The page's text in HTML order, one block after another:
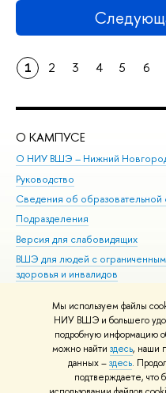
Мы используем файлы
НИУ ВШЭ и большего
подробную информацию
можно найти здесь, наши
данных –здесь.
подтверждаете, что
1 2 3 4 5 6
О КАМПУСЕ
О НИУ ВШЭ – Нижний
Руководство
Сведения об образовательной
Подразделения
Версия для слабовидящих
ВШЭ для людей с
здоровья и инвалидов